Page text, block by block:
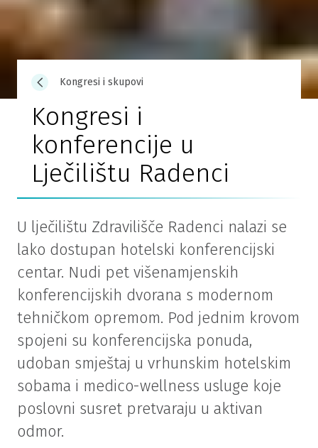
Kongresi i skupovi
Kongresi i
konferencije u
Lječilištu Radenci
U lječilištu Zdravilišče Radenci nalazi se
lako dostupan hotelski konferencijski
centar. Nudi pet višenamjenskih
konferencijskih dvorana s modernom
tehničkom opremom. Pod jednim krovom
spojeni su konferencijska ponuda,
udoban smještaj u vrhunskim hotelskim
sobama i medico-wellness usluge koje
poslovni susret pretvaraju u aktivan
odmor.